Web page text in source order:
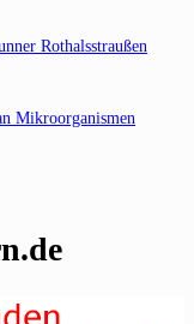
Rothalsstraußen
Mikroorganismen